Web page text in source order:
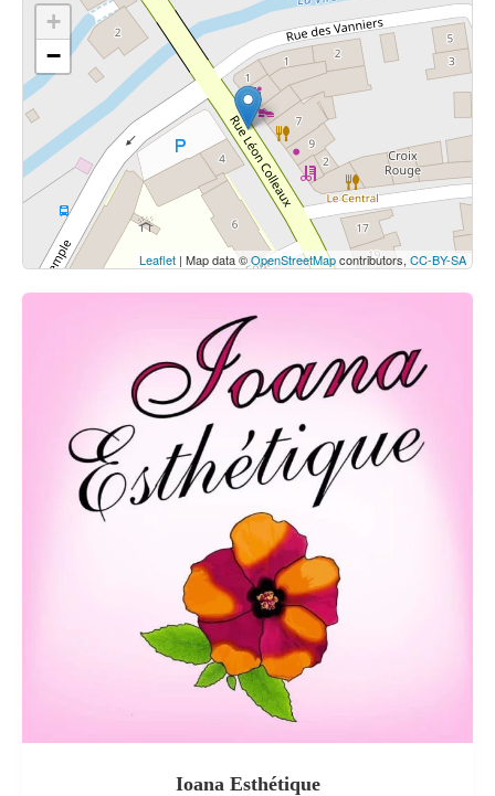
Cliquez sur le bouton pour afficher la carte.
Voir la carte
+
−
Leaflet | Map data ©OpenStreetMapcontributors, CC-BY-SA
Ioana Esthétique